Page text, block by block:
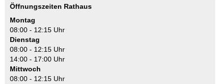
Öffnungszeiten Rathaus
Montag
08:00 - 12:15 Uhr
Dienstag
08:00 - 12:15 Uhr
14:00 - 17:00 Uhr
Mittwoch
08:00 - 12:15 Uhr